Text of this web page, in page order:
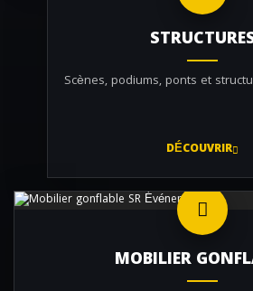
Scènes, podiums, ponts et
DÉCOUVRIR
MOBILIER